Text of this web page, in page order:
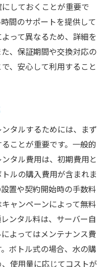
しておくことが重要で
間のサポートを提供して
って異なるため、詳細を
、保証期間や交換対応の
、安心して利用すること
タルするためには、まず
ことが重要です。一般的
タル費用は、初期費用と
ルの購入費用が含まれま
置や契約開始時の手数料
ャンペーンによって無料
ンタル料は、サーバー自
よってはメンテナンス費
ボトル式の場合、水の購
使用量に応じてコストが